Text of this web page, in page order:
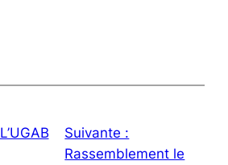
L’UGAB
Suivante :
Rassemblement le